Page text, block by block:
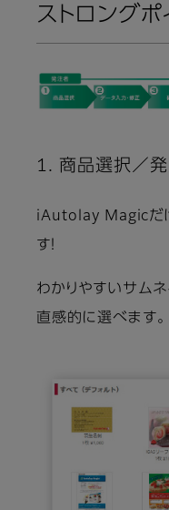
ストロングポ
1. 商品選択／
iAutolay Magicだ
す！
わかりやすいサム
直感的に選べます。